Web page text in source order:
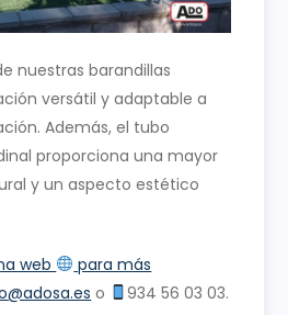
nuestras barandillas
versátil y adaptable a
Además, el tubo
proporciona una mayor
y un aspecto estético
web
para más
o 934 56 03 03.